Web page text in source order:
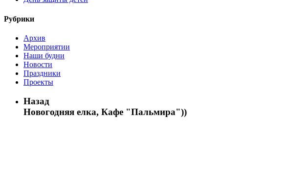
Рубрики
Архив
Мероприятии
Наши будни
Новости
Праздники
Проекты
Назад
Новогодняя елка, Кафе "Пальмира"))